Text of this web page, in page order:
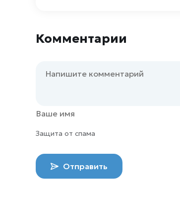
Комментарии
Защита от спама
Отправить